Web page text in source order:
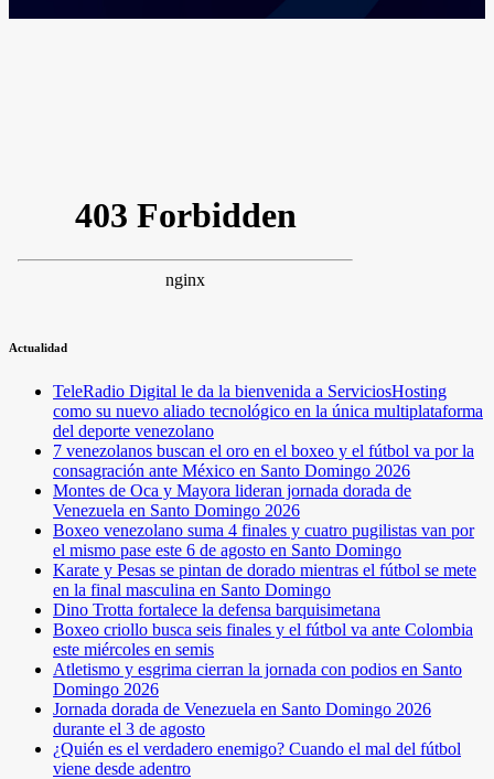
Actualidad
TeleRadio Digital le da la bienvenida a ServiciosHosting
como su nuevo aliado tecnológico en la única multiplataforma
del deporte venezolano
7 venezolanos buscan el oro en el boxeo y el fútbol va por la
consagración ante México en Santo Domingo 2026
Montes de Oca y Mayora lideran jornada dorada de
Venezuela en Santo Domingo 2026
Boxeo venezolano suma 4 finales y cuatro pugilistas van por
el mismo pase este 6 de agosto en Santo Domingo
Karate y Pesas se pintan de dorado mientras el fútbol se mete
en la final masculina en Santo Domingo
Dino Trotta fortalece la defensa barquisimetana
Boxeo criollo busca seis finales y el fútbol va ante Colombia
este miércoles en semis
Atletismo y esgrima cierran la jornada con podios en Santo
Domingo 2026
Jornada dorada de Venezuela en Santo Domingo 2026
durante el 3 de agosto
¿Quién es el verdadero enemigo? Cuando el mal del fútbol
viene desde adentro